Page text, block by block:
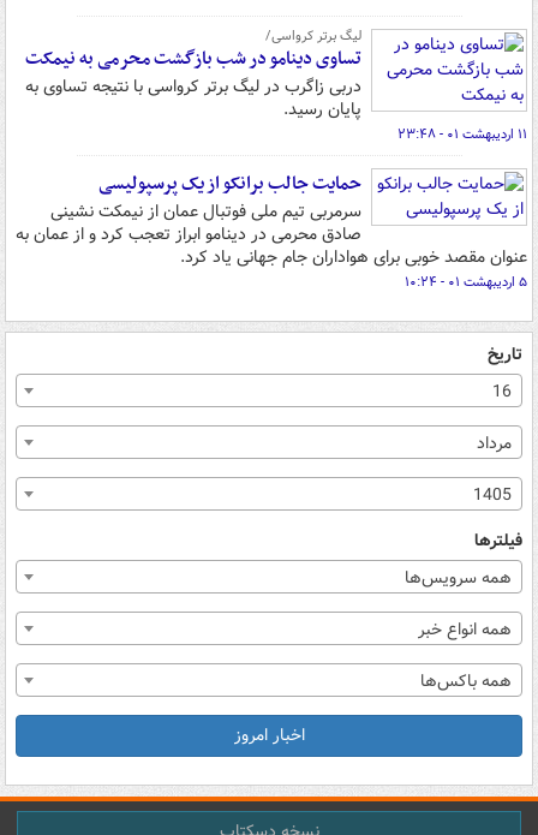
لیگ برتر کرواسی/
تساوی دینامو در شب بازگشت محرمی به نیمکت
دربی زاگرب در لیگ برتر کرواسی با نتیجه تساوی به
پایان رسید.
۱۱ اردیبهشت ۰۱ - ۲۳:۴۸
حمایت جالب برانکو از یک پرسپولیسی
سرمربی تیم ملی فوتبال عمان از نیمکت نشینی
صادق محرمی در دینامو ابراز تعجب کرد و از عمان به
عنوان مقصد خوبی برای هواداران جام جهانی یاد کرد.
۵ اردیبهشت ۰۱ - ۱۰:۲۴
تاریخ
16
مرداد
1405
فیلترها
همه سرویس‌ها
همه انواع خبر
همه باکس‌ها
اخبار امروز